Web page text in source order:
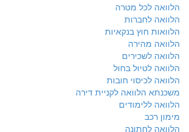
הלוואה לכל מטרה
הלוואה לחברות
הלוואות חוץ בנקאיות
הלוואה מהירה
הלוואה לשכירים
הלוואה לטיול בחול
הלוואה לכיסוי חובות
משכנתא הלוואה לקניית דירה
הלוואה ללימודים
מימון רכב
הלוואה לחתונה